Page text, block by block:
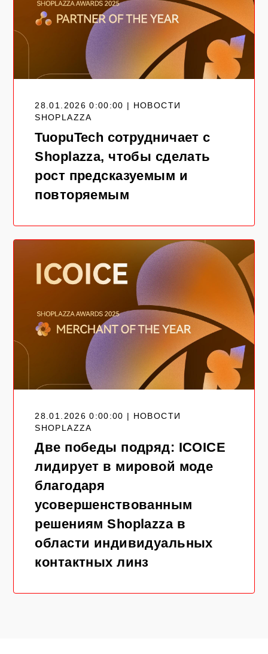
28.01.2026 0:00:00 | НОВОСТИ
SHOPLAZZA
TuopuTech сотрудничает с
Shoplazza, чтобы сделать
рост предсказуемым и
повторяемым
28.01.2026 0:00:00 | НОВОСТИ
SHOPLAZZA
Две победы подряд: ICOICE
лидирует в мировой моде
благодаря
усовершенствованным
решениям Shoplazza в
области индивидуальных
контактных линз